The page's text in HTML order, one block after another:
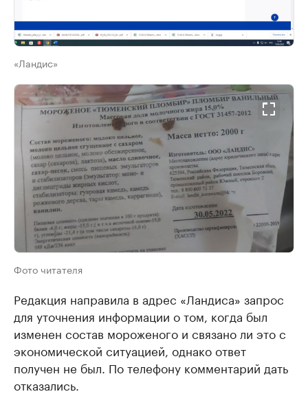
«Ландис»
Фото читателя
Редакция направила в адрес «Ландиса» запрос
для уточнения информации о том, когда был
изменен состав мороженого и связано ли это с
экономической ситуацией, однако ответ
получен не был. По телефону комментарий дать
отказались.